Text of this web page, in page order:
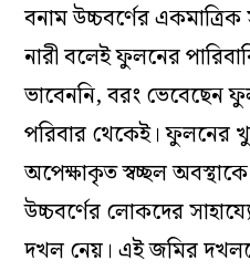
বনাম উচ্চবর্ণের
নারী বলেই ফুলনের
ভাবেননি, বরং ভেবেছেন
পরিবার থেকেই। ফুলনের
অপেক্ষাকৃত স্বচ্ছল
উচ্চবর্ণের লোকদের
দখল নেয়। এই জমির